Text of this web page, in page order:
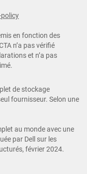
en fonction des
n’a pas vérifié
et n’a pas
de stockage
fournisseur. Selon une
au monde avec une
par Dell sur les
février 2024.